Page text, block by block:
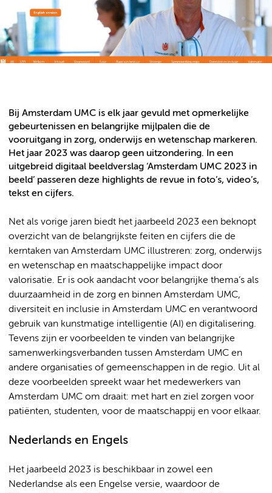
Bij Amsterdam UMC is elk jaar gevuld met opmerkelijke
gebeurtenissen en belangrijke mijlpalen die de
vooruitgang in zorg, onderwijs en wetenschap markeren.
Het jaar 2023 was daarop geen uitzondering. In een
uitgebreid digitaal beeldverslag ‘Amsterdam UMC 2023 in
beeld’ passeren deze highlights de revue in foto’s, video’s,
tekst en cijfers.
Net als vorige jaren biedt het jaarbeeld 2023 een beknopt
overzicht van de belangrijkste feiten en cijfers die de
kerntaken van Amsterdam UMC illustreren: zorg, onderwijs
en wetenschap en maatschappelijke impact door
valorisatie. Er is ook aandacht voor belangrijke thema’s als
duurzaamheid in de zorg en binnen Amsterdam UMC,
diversiteit en inclusie in Amsterdam UMC en verantwoord
gebruik van kunstmatige intelligentie (AI) en digitalisering.
Tevens zijn er voorbeelden te vinden van belangrijke
samenwerkingsverbanden tussen Amsterdam UMC en
andere organisaties of gemeenschappen in de regio. Uit al
deze voorbeelden spreekt waar het medewerkers van
Amsterdam UMC om draait: met hart en ziel zorgen voor
patiënten, studenten, voor de maatschappij en voor elkaar.
Nederlands en Engels
Het jaarbeeld 2023 is beschikbaar in zowel een
Nederlandse als een Engelse versie, waardoor de